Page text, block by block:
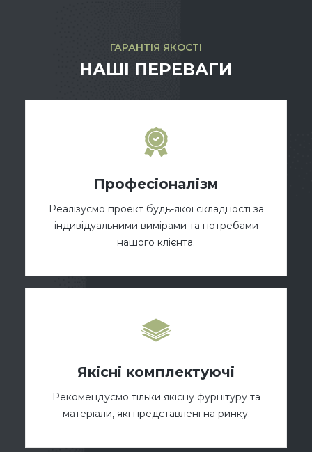
ГАРАНТІЯ ЯКОСТІ
НАШІ ПЕРЕВАГИ
Професіоналізм
Реалізуємо проект будь-якої складності за
індивідуальними вимірами та потребами
нашого клієнта.
Якісні комплектуючі
Рекомендуємо тільки якісну фурнітуру та
матеріали, які представлені на ринку.